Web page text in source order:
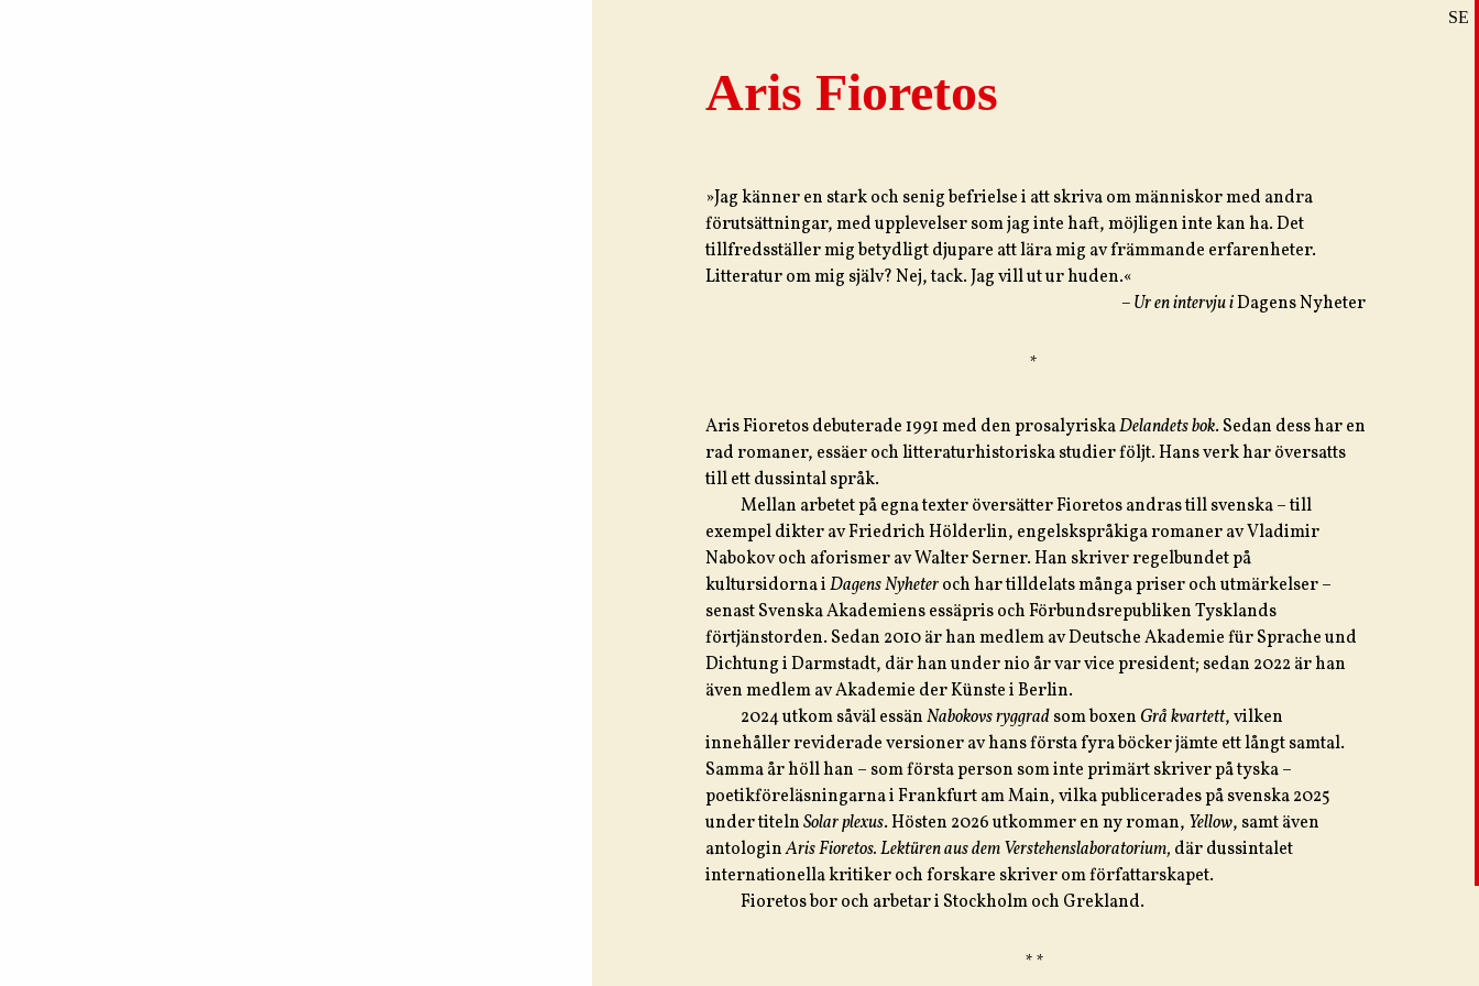
SE
Aris Fioretos
»Jag känner en stark och senig befrielse i att skriva om människor med andra
förutsättningar, med upplevelser som jag inte haft, möjligen inte kan ha. Det
tillfredsställer mig betydligt djupare att lära mig av främmande erfarenheter.
Litteratur om mig själv? Nej, tack. Jag vill ut ur huden.«
– Ur en intervju iDagens Nyheter
*
Aris Fioretos debuterade 1991 med den prosalyriskaDelandets bok. Sedan dess har en
rad romaner, essäer och litteraturhistoriska studier följt. Hans verk har översatts
till ett dussintal språk.
Mellan arbetet på egna texter översätter Fioretos andras till svenska – till
exempel dikter av Friedrich Hölderlin, engelskspråkiga romaner av Vladimir
Nabokov och aforismer av Walter Serner. Han skriver regelbundet på
kultursidorna iDagens Nyheteroch har tilldelats många priser och utmärkelser –
senast Svenska Akademiens essäpris och Förbundsrepubliken Tysklands
förtjänstorden. Sedan 2010 är han medlem av Deutsche Akademie für Sprache und
Dichtung i Darmstadt, där han under nio år var vice president; sedan 2022 är han
även medlem av Akademie der Künste i Berlin.
2024 utkom såväl essänNabokovs ryggradsom boxen Grå kvartett, vilken
innehåller reviderade versioner av hans första fyra böcker jämte ett långt samtal.
Samma år höll han – som första person som inte primärt skriver på tyska –
poetikföreläsningarna i Frankfurt am Main, vilka publicerades på svenska 2025
under titelnSolar plexus. Hösten 2026 utkommer en ny roman, Yellow, samt även
antologinAris Fioretos. Lektüren aus dem Verstehenslaboratorium, där dussintalet
internationella kritiker och forskare skriver om författarskapet.
Fioretos bor och arbetar i Stockholm och Grekland.
* *